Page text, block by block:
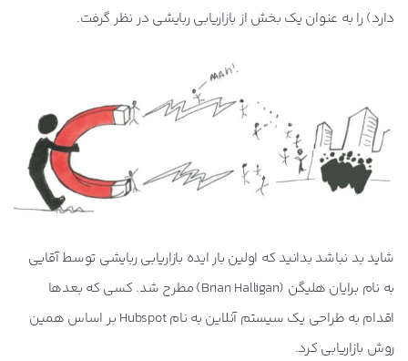
دارد) را به عنوان یک بخش از بازاریابی ربایشی در نظر گرفت.
شاید بد نباشد بدانید که اولین بار ایده بازاریابی ربایشی توسط آقایی
به نام برایان هلیگن (Brian Halligan) مطرح شد. کسی که بعدها
اقدام به طراحی یک سیستم آنلاین به نام Hubspot بر اساس همین
روش بازاریابی کرد.